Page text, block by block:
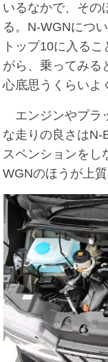
いるなかで、その
る。N-WGNにつ
トップ10に入る
がら、乗ってみる
心底思うくらいよ
エンジンやプラ
な走りの良さはN-
スペンションをし
WGNのほうが上